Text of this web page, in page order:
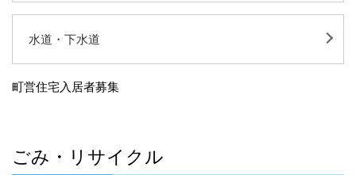
水道・下水道
町営住宅入居者募集
ごみ・リサイクル